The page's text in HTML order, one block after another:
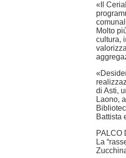
«Il
Molto
cultura,
di Asti,
Laono,
Battista
PALCO
La